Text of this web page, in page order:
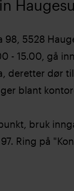
98, 5528
- 15.00, gå
deretter dør
blant
bruk
Ring på